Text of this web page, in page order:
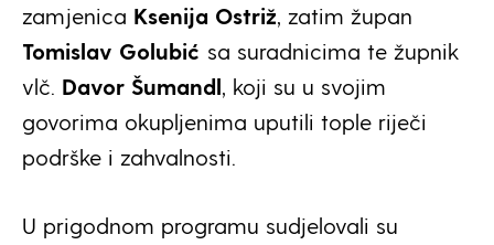
zamjenica Ksenija Ostriž, zatim župan
Tomislav Golubić sa suradnicima te župnik
vlč. Davor Šumandl, koji su u svojim
govorima okupljenima uputili tople riječi
podrške i zahvalnosti.
U prigodnom programu sudjelovali su